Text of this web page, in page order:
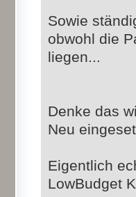
Sowie
obwohl die
liegen...
Denke das
Neu
Eigentlich
LowBudget